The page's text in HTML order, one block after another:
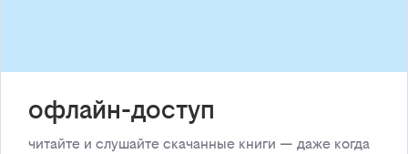
офлайн-доступ
читайте и слушайте скачанные книги — даже когда